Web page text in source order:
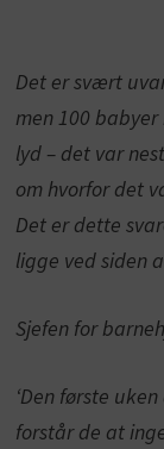
Det er svært
men 100
lyd – det var
om hvorfor det
Det er dette
ligge ved siden
Sjefen for
‘Den første
forstår de at